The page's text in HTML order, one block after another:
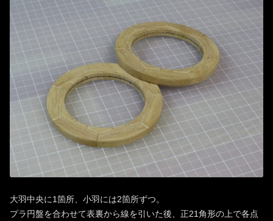
大羽中央に1箇所、小羽には2箇所ずつ。
プラ円盤を合わせて表裏から線を引いた後、正21角形の上で各点